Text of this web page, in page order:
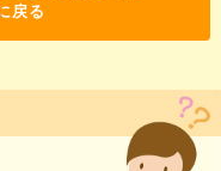
戻る